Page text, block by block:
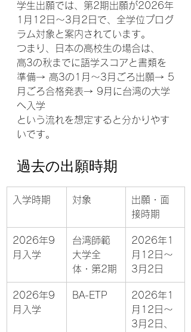
学生出願では、第2期出願が2026年
1月12日〜3月2日で、全学位プログ
ラム対象と案内されています。
つまり、日本の高校生の場合は、
高3の秋までに語学スコアと書類を
準備→ 高3の1月〜3月ごろ出願→ 5
月ごろ合格発表→ 9月に台湾の大学
へ入学
という流れを想定すると分かりやす
いです。
過去の出願時期
入学時期 対象
出願・面
接時期
2026年9
月入学
台湾師範
大学全
体・第2期
2026年1
月12日〜
3月2日
2026年9
月入学
BA-ETP
2026年1
月12日〜
3月2日、